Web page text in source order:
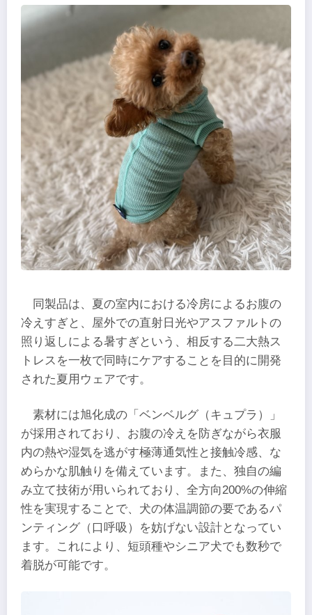
同製品は、夏の室内における冷房によるお腹の
冷えすぎと、屋外での直射日光やアスファルトの
照り返しによる暑すぎという、相反する二大熱ス
トレスを一枚で同時にケアすることを目的に開発
された夏用ウェアです。
素材には旭化成の「ベンベルグ（キュプラ）」
が採用されており、お腹の冷えを防ぎながら衣服
内の熱や湿気を逃がす極薄通気性と接触冷感、な
めらかな肌触りを備えています。また、独自の編
み立て技術が用いられており、全方向200%の伸縮
性を実現することで、犬の体温調節の要であるパ
ンティング（口呼吸）を妨げない設計となってい
ます。これにより、短頭種やシニア犬でも数秒で
着脱が可能です。